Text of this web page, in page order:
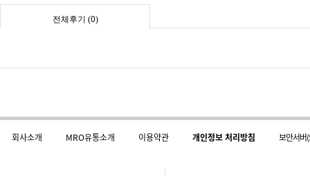
전체후기 (0)
회사소개 MRO유통소개 이용약관 개인정보 처리방침 보안서버